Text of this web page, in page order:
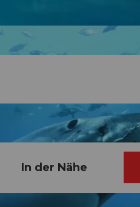
In der Nähe